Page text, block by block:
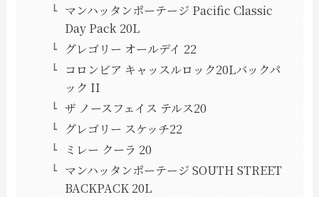
マンハッタンポーテージ Pacific Classic
Day Pack 20L
グレゴリー オールデイ 22
コロンビア キャッスルロック20Lバックパ
ック II
ザ ノースフェイス テルス20
グレゴリー スケッチ22
ミレー クーラ 20
マンハッタンポーテージ SOUTH STREET
BACKPACK 20L